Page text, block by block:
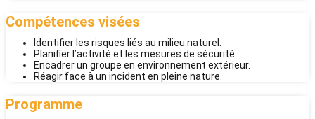
Compétences visées
Identifier les risques liés au milieu naturel.
Planifier l’activité et les mesures de sécurité.
Encadrer un groupe en environnement extérieur.
Réagir face à un incident en pleine nature.
Programme